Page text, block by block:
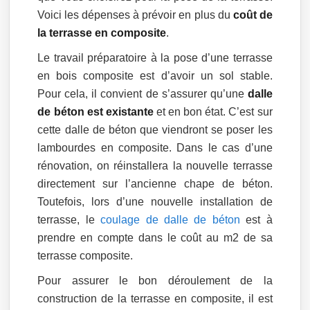
Voici les dépenses à prévoir en plus du coût de
la terrasse en composite.
Le travail préparatoire à la pose d’une terrasse
en bois composite est d’avoir un sol stable.
Pour cela, il convient de s’assurer qu’une dalle
de béton est existanteet en bon état. C’est sur
cette dalle de béton que viendront se poser les
lambourdes en composite. Dans le cas d’une
rénovation, on réinstallera la nouvelle terrasse
directement sur l’ancienne chape de béton.
Toutefois, lors d’une nouvelle installation de
terrasse, lecoulage de dalle de béton est à
prendre en compte dans le coût au m2 de sa
terrasse composite.
Pour assurer le bon déroulement de la
construction de la terrasse en composite, il est